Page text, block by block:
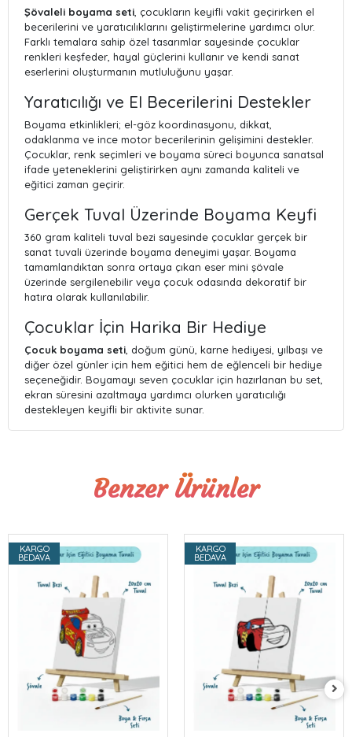
Şövaleli boyama seti , çocukların keyifli vakit geçirirken el
becerilerini ve yaratıcılıklarını geliştirmelerine yardımcı olur.
Farklı temalara sahip özel tasarımlar sayesinde çocuklar
renkleri keşfeder, hayal güçlerini kullanır ve kendi sanat
eserlerini oluşturmanın mutluluğunu yaşar.
Yaratıcılığı ve El Becerilerini Destekler
Boyama etkinlikleri; el-göz koordinasyonu, dikkat,
odaklanma ve ince motor becerilerinin gelişimini destekler.
Çocuklar, renk seçimleri ve boyama süreci boyunca sanatsal
ifade yeteneklerini geliştirirken aynı zamanda kaliteli ve
eğitici zaman geçirir.
Gerçek Tuval Üzerinde Boyama Keyfi
360 gram kaliteli tuval bezi sayesinde çocuklar gerçek bir
sanat tuvali üzerinde boyama deneyimi yaşar. Boyama
tamamlandıktan sonra ortaya çıkan eser mini şövale
üzerinde sergilenebilir veya çocuk odasında dekoratif bir
hatıra olarak kullanılabilir.
Çocuklar İçin Harika Bir Hediye
Çocuk boyama seti , doğum günü, karne hediyesi, yılbaşı ve
diğer özel günler için hem eğitici hem de eğlenceli bir hediye
seçeneğidir. Boyamayı seven çocuklar için hazırlanan bu set,
ekran süresini azaltmaya yardımcı olurken yaratıcılığı
destekleyen keyifli bir aktivite sunar.
Benzer Ürünler
KARGO
BEDAVA
KARGO
BEDAVA